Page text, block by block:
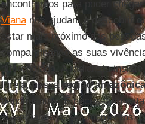
encontramos para poder
Viananos ajudam a descobrir
estar mais próximo das
compartilhando as suas
diferenciada. A radialista
Igreja, nessaregião amazônica
depoimentos. É necessário
vivenciando esses momentos,